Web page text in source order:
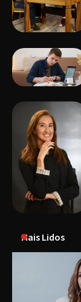
Mais Lidos